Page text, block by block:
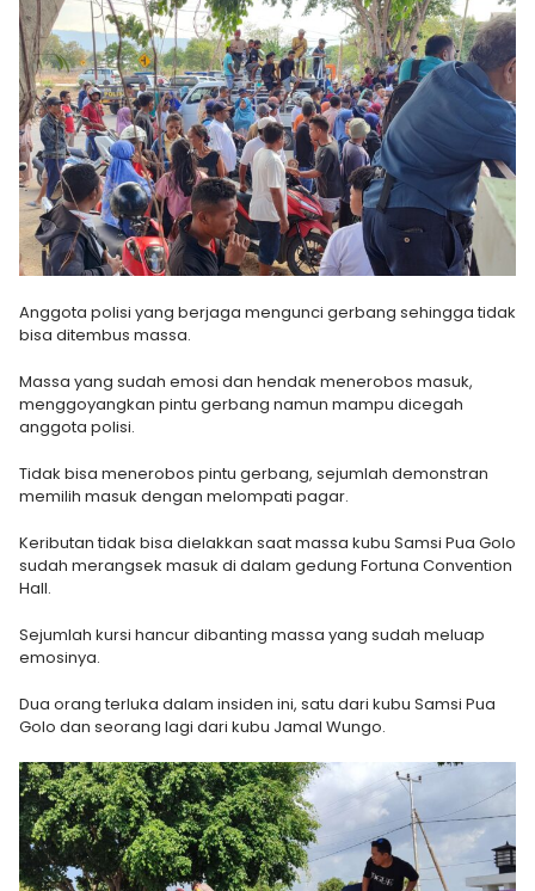
Anggota polisi yang berjaga mengunci gerbang sehingga tidak
bisa ditembus massa.
Massa yang sudah emosi dan hendak menerobos masuk,
menggoyangkan pintu gerbang namun mampu dicegah
anggota polisi.
Tidak bisa menerobos pintu gerbang, sejumlah demonstran
memilih masuk dengan melompati pagar.
Keributan tidak bisa dielakkan saat massa kubu Samsi Pua Golo
sudah merangsek masuk di dalam gedung Fortuna Convention
Hall.
Sejumlah kursi hancur dibanting massa yang sudah meluap
emosinya.
Dua orang terluka dalam insiden ini, satu dari kubu Samsi Pua
Golo dan seorang lagi dari kubu Jamal Wungo.